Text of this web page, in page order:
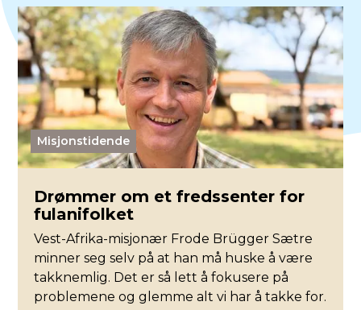
Misjonstidende
Drømmer om et fredssenter for
fulanifolket
Vest-Afrika-misjonær Frode Brügger Sætre
minner seg selv på at han må huske å være
takknemlig. Det er så lett å fokusere på
problemene og glemme alt vi har å takke for.